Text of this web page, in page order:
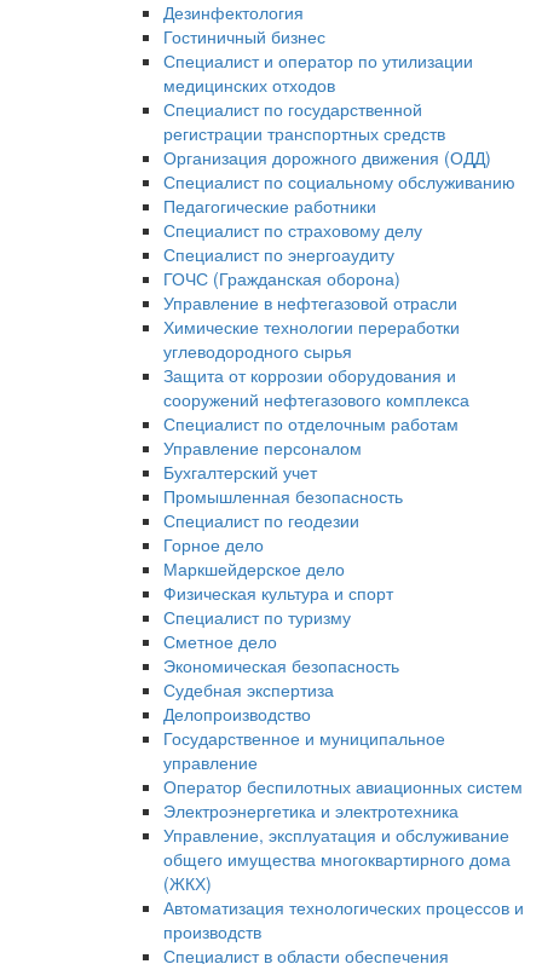
Дезинфектология
Гостиничный бизнес
Специалист и оператор по утилизации
медицинских отходов
Специалист по государственной
регистрации транспортных средств
Организация дорожного движения (ОДД)
Специалист по социальному обслуживанию
Педагогические работники
Специалист по страховому делу
Специалист по энергоаудиту
ГОЧС (Гражданская оборона)
Управление в нефтегазовой отрасли
Химические технологии переработки
углеводородного сырья
Защита от коррозии оборудования и
сооружений нефтегазового комплекса
Специалист по отделочным работам
Управление персоналом
Бухгалтерский учет
Промышленная безопасность
Специалист по геодезии
Горное дело
Маркшейдерское дело
Физическая культура и спорт
Специалист по туризму
Сметное дело
Экономическая безопасность
Судебная экспертиза
Делопроизводство
Государственное и муниципальное
управление
Оператор беспилотных авиационных систем
Электроэнергетика и электротехника
Управление, эксплуатация и обслуживание
общего имущества многоквартирного дома
(ЖКХ)
Автоматизация технологических процессов и
производств
Специалист в области обеспечения